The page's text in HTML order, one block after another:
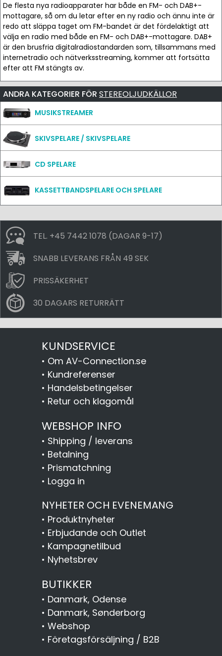
De flesta nya radioapparater har både en FM- och DAB+-
mottagare, så om du letar efter en ny radio och ännu inte är
redo att släppa taget om FM-bandet är det fördelaktigt att
välja en radio med både en FM- och DAB+-mottagare. DAB+
är den brusfria digitalradiostandarden som, tillsammans med
internetradio och nätverksstreaming, kommer att fortsätta
efter att FM stängts av.
ANDRA KATEGORIER FÖR STEREOLJUDKÄLLOR
MUSIKSTREAMER
SKIVSPELARE / SKIVSPELARE
CD SPELARE
KASSETTBANDSPELARE OCH SPELARE
TEL. +45 7442 1078 (DAGAR 9-17)
SNABB LEVERANS FRÅN 49 SEK
PRISSÄKERHET
30 DAGARS RETURRÄTT
KUNDSERVICE
• Om AV-Connection.se
• Kundreferenser
• Handelsbetingelser
• Retur och klagomål
WEBSHOP INFO
• Shipping / leverans
• Betalning
• Prismatchning
• Logga in
NYHETER OCH EVENEMANG
• Produktnyheter
• Erbjudande och Outlet
• Kampagnetilbud
• Nyhetsbrev
BUTIKKER
• Danmark, Odense
• Danmark, Sønderborg
• Webshop
• Företagsförsäljning / B2B